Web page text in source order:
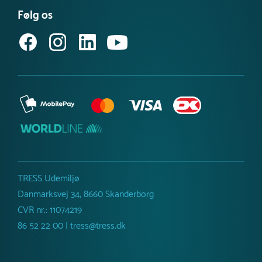
Få vores nyhedsbrev
Købsvilkår (erhverv)
Følg os
TRESS Udemiljø
Danmarksvej 34, 8660 Skanderborg
CVR nr.: 11074219
86 52 22 00 | tress@tress.dk